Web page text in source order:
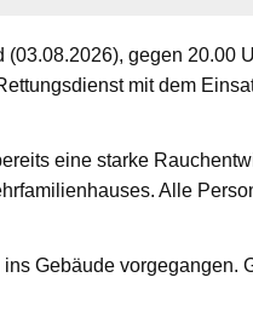
gegen 20.00
mit dem
eine starke
Alle
Gebäude vorgegangen.